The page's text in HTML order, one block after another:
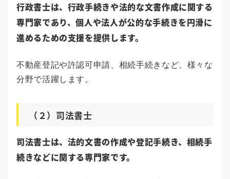
行政書士は、行政手続きや法的な文書作成に関する
専門家であり、個人や法人が公的な手続きを円滑に
進めるための支援を提供します。
不動産登記や許認可申請、相続手続きなど、様々な
分野で活躍します。
（２）司法書士
司法書士は、法的文書の作成や登記手続き、相続手
続きなどに関する専門家です。